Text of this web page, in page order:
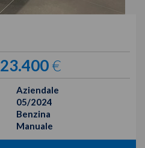
23.400€
Aziendale
05/2024
Benzina
Manuale